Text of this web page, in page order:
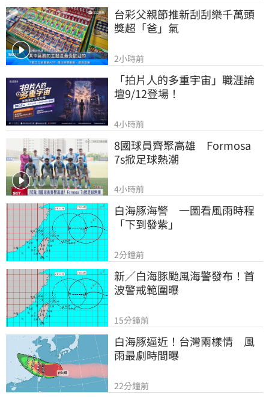
台彩父親節推新刮刮樂千萬頭
獎超「爸」氣
2小時前
「拍片人的多重宇宙」職涯論
壇9/12登場！
4小時前
8國球員齊聚高雄　Formosa
7s掀足球熱潮
4小時前
白海豚海警　一圖看風雨時程
「下到發紫」
2分鐘前
新／白海豚颱風海警發布！首
波警戒範圍曝
15分鐘前
白海豚逼近！台灣兩樣情　風
雨最劇時間曝
22分鐘前